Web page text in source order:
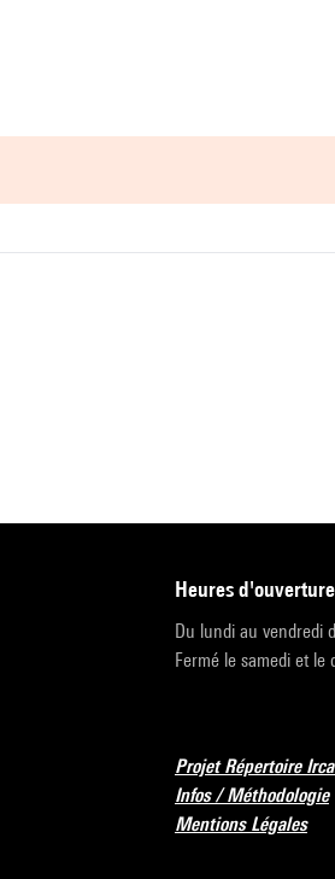
heures d'ouverture
Du lundi au vendredi
Fermé le samedi et le
Projet Répertoire
Infos / Méthodologie
Mentions Légales